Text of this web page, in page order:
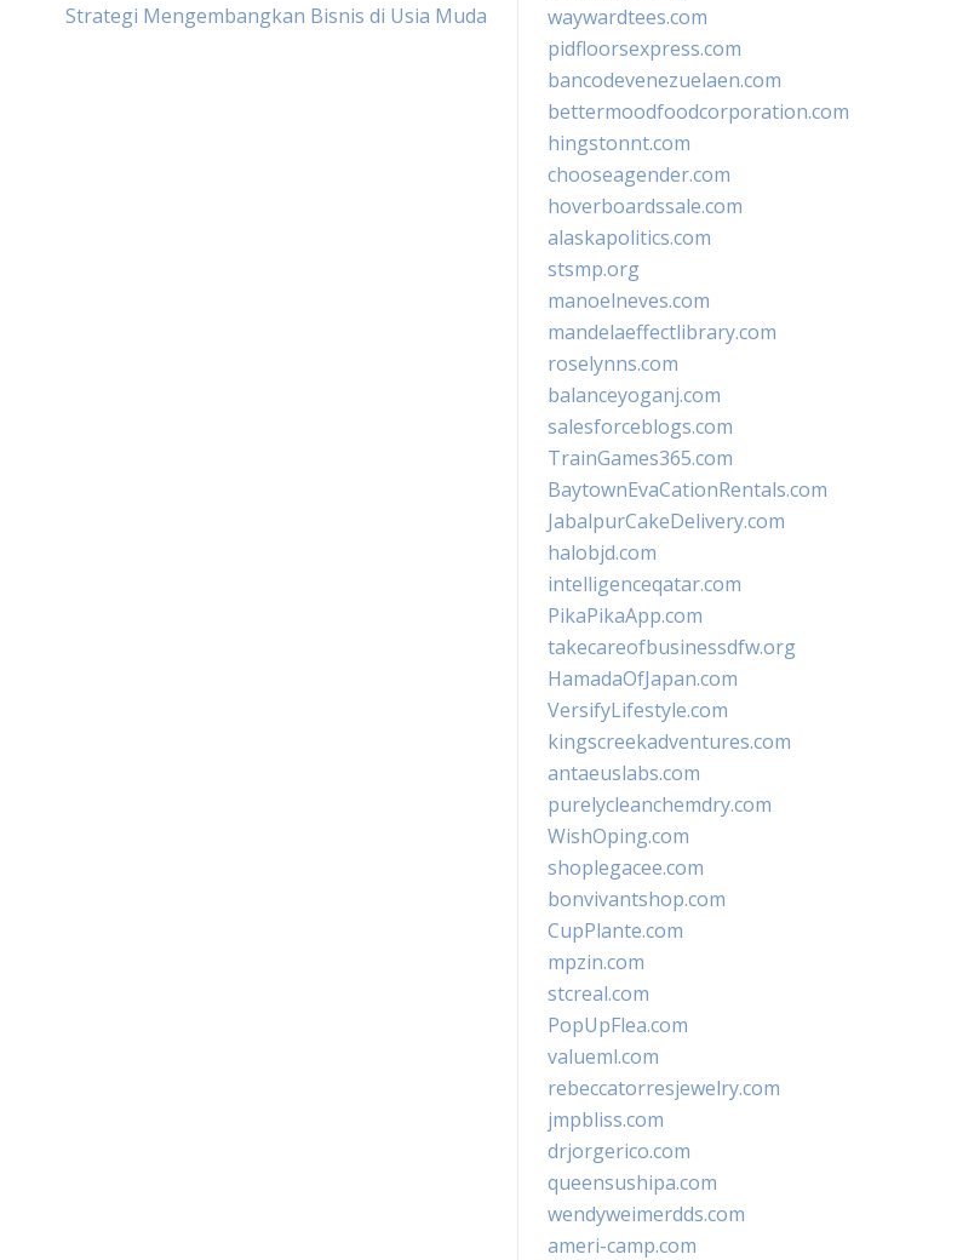
Strategi Mengembangkan Bisnis di Usia Muda
waywardtees.com
pidfloorsexpress.com
bancodevenezuelaen.com
bettermoodfoodcorporation.com
hingstonnt.com
chooseagender.com
hoverboardssale.com
alaskapolitics.com
stsmp.org
manoelneves.com
mandelaeffectlibrary.com
roselynns.com
balanceyoganj.com
salesforceblogs.com
TrainGames365.com
BaytownEvaCationRentals.com
JabalpurCakeDelivery.com
halobjd.com
intelligenceqatar.com
PikaPikaApp.com
takecareofbusinessdfw.org
HamadaOfJapan.com
VersifyLifestyle.com
kingscreekadventures.com
antaeuslabs.com
purelycleanchemdry.com
WishOping.com
shoplegacee.com
bonvivantshop.com
CupPlante.com
mpzin.com
stcreal.com
PopUpFlea.com
valueml.com
rebeccatorresjewelry.com
jmpbliss.com
drjorgerico.com
queensushipa.com
wendyweimerdds.com
ameri-camp.com